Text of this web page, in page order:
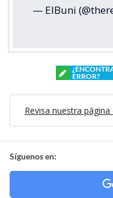
— ElBuni
ERROR?
Revisa nuestra
Síguenos en: